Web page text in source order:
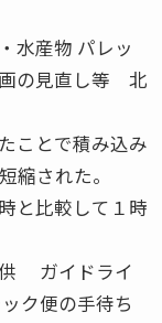
水産物 パレッ
画の見直し等 北
ことで積み込み
縮された。
と比較して１時
ガイドライ
ク便の手待ち